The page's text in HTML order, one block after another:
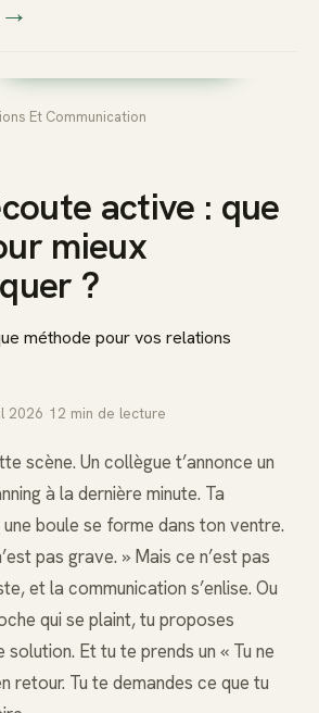
Prendre rendez-vous dès
Et Communication
active : que
mieux
?
méthode pour vos relations
2026 12 min de lecture
scène. Un collègue t’annonce un
à la dernière minute. Ta
boule se forme dans ton ventre.
pas grave. » Mais ce n’est pas
et la communication s’enlise. Ou
qui se plaint, tu proposes
solution. Et tu te prends un « Tu ne
retour. Tu te demandes ce que tu